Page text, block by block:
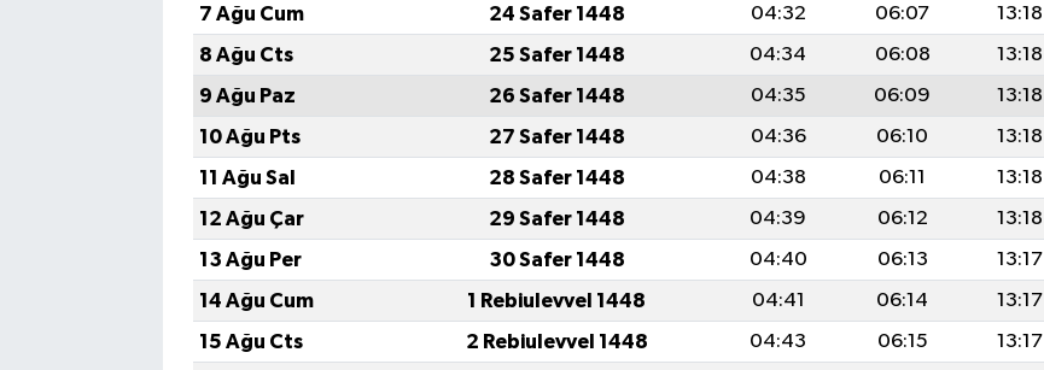
7 Ağu Cum
24 Safer 1448 04:32 06:07 13:18
8 Ağu Cts
25 Safer 1448 04:34 06:08 13:18
9 Ağu Paz
26 Safer 1448 04:35 06:09 13:18
10 Ağu Pts
27 Safer 1448 04:36 06:10 13:18
11 Ağu Sal
28 Safer 1448 04:38 06:11 13:18
12 Ağu Çar
29 Safer 1448 04:39 06:12 13:18
13 Ağu Per
30 Safer 1448 04:40 06:13 13:17
14 Ağu Cum
1 Rebiulevvel 1448 04:41 06:14 13:17
15 Ağu Cts
2 Rebiulevvel 1448 04:43 06:15 13:17